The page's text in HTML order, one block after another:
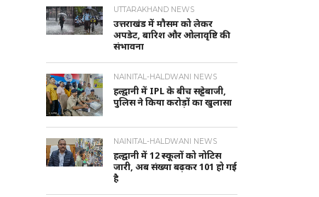
UTTARAKHAND NEWS
उत्तराखंड में मौसम को लेकर
अपडेट, बारिश और ओलावृष्टि की
संभावना
NAINITAL-HALDWANI NEWS
हल्द्वानी में IPL के बीच सट्टेबाजी,
पुलिस ने किया करोड़ों का खुलासा
NAINITAL-HALDWANI NEWS
हल्द्वानी में 12 स्कूलों को नोटिस
जारी, अब संख्या बढ़कर 101 हो गई
है